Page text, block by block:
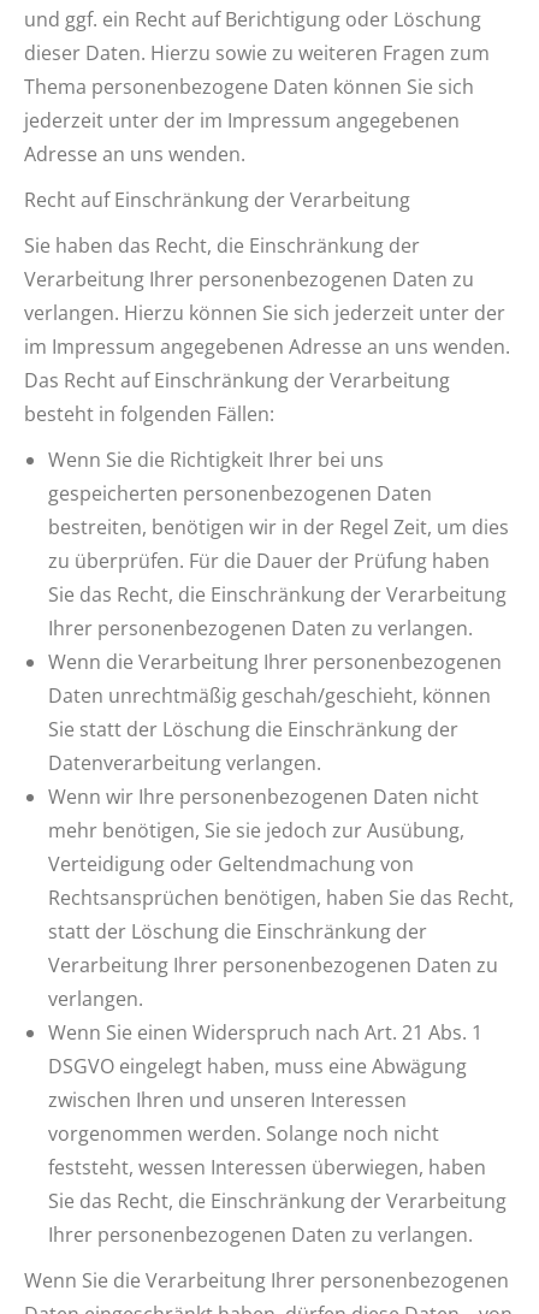
und ggf. ein Recht auf Berichtigung oder Löschung
dieser Daten. Hierzu sowie zu weiteren Fragen zum
Thema personenbezogene Daten können Sie sich
jederzeit unter der im Impressum angegebenen
Adresse an uns wenden.
Recht auf Einschränkung der Verarbeitung
Sie haben das Recht, die Einschränkung der
Verarbeitung Ihrer personenbezogenen Daten zu
verlangen. Hierzu können Sie sich jederzeit unter der
im Impressum angegebenen Adresse an uns wenden.
Das Recht auf Einschränkung der Verarbeitung
besteht in folgenden Fällen:
Wenn Sie die Richtigkeit Ihrer bei uns
gespeicherten personenbezogenen Daten
bestreiten, benötigen wir in der Regel Zeit, um dies
zu überprüfen. Für die Dauer der Prüfung haben
Sie das Recht, die Einschränkung der Verarbeitung
Ihrer personenbezogenen Daten zu verlangen.
Wenn die Verarbeitung Ihrer personenbezogenen
Daten unrechtmäßig geschah/geschieht, können
Sie statt der Löschung die Einschränkung der
Datenverarbeitung verlangen.
Wenn wir Ihre personenbezogenen Daten nicht
mehr benötigen, Sie sie jedoch zur Ausübung,
Verteidigung oder Geltendmachung von
Rechtsansprüchen benötigen, haben Sie das Recht,
statt der Löschung die Einschränkung der
Verarbeitung Ihrer personenbezogenen Daten zu
verlangen.
Wenn Sie einen Widerspruch nach Art. 21 Abs. 1
DSGVO eingelegt haben, muss eine Abwägung
zwischen Ihren und unseren Interessen
vorgenommen werden. Solange noch nicht
feststeht, wessen Interessen überwiegen, haben
Sie das Recht, die Einschränkung der Verarbeitung
Ihrer personenbezogenen Daten zu verlangen.
Wenn Sie die Verarbeitung Ihrer personenbezogenen